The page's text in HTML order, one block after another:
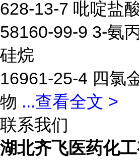
628-13-7 吡啶盐
58160-99-9 3-氨
硅烷
16961-25-4 四氯
物 ...查看全文 >
联系我们
湖北齐飞医药化